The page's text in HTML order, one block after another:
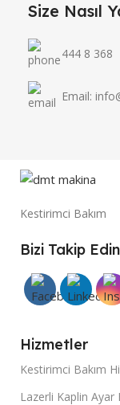
Size Nasıl
444 8 368
Email:
Kestirimci Bakım
Bizi Takip Edin
Hizmetler
Kestirimci Bakım
Lazerli Kaplin Ayar